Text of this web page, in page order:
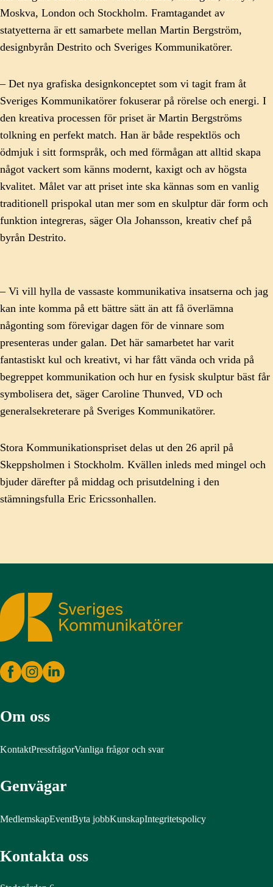
Moskva, London och Stockholm. Framtagandet av
statyetterna är ett samarbete mellan Martin Bergström,
designbyrån Destrito och Sveriges Kommunikatörer.
– Det nya grafiska designkonceptet som vi tagit fram åt
Sveriges Kommunikatörer fokuserar på rörelse och energi. I
den kreativa processen för priset är Martin Bergströms
tolkning en perfekt match. Han är både respektlös och
ödmjuk i sitt formspråk, och med förmågan att alltid skapa
något vackert som känns modernt, kaxigt och av högsta
kvalitet. Målet var att priset inte ska kännas som en vanlig
traditionell prispokal utan mer som en skulptur där form och
funktion integreras, säger Ola Johansson, kreativ chef på
byrån Destrito.
– Vi vill hylla de vassaste kommunikativa insatserna och jag
kan inte komma på ett bättre sätt än att få överlämna
någonting som förevigar dagen för de vinnare som
presenteras under galan. Det här samarbetet har varit
fantastiskt kul och kreativt, vi har fått vända och vrida på
begreppet kommunikation och hur en fysisk skulptur bäst får
symbolisera det, säger Caroline Thunved, VD och
generalsekreterare på Sveriges Kommunikatörer.
Stora Kommunikationspriset delas ut den 26 april på
Skeppsholmen i Stockholm. Kvällen inleds med mingel och
bjuder därefter på middag och prisutdelning i den
stämningsfulla Eric Ericssonhallen.
Sveriges Kommunikatörer
Om oss
KontaktPressfrågorVanliga frågor och svar
Genvägar
MedlemskapEventByta jobbKunskapIntegritetspolicy
Kontakta oss